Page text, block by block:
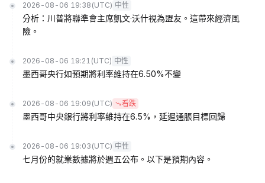
2026-08-06 19:38 (UTC) 中性
分析：川普將聯準會主席凱文·沃什視為盟友。這帶來經濟風
險。
2026-08-06 19:21 (UTC) 中性
墨西哥央行如預期將利率維持在6.50%不變
2026-08-06 19:09 (UTC) 看跌
墨西哥中央銀行將利率維持在6.5%，延遲通脹目標回歸
2026-08-06 19:03 (UTC) 中性
七月份的就業數據將於週五公布。以下是預期內容。